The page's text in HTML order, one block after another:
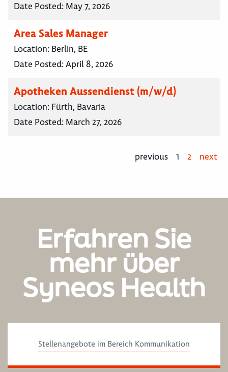
Date Posted: May 7, 2026
Area Sales Manager
Location: Berlin, BE
Date Posted:April 8, 2026
Apotheken Aussendienst (m/w/d)
Location: Fürth, Bavaria
Date Posted: March 27, 2026
previous 1 2 next
Erfahren Sie
mehr über
Syneos Health
Stellenangebote im Bereich Kommunikation